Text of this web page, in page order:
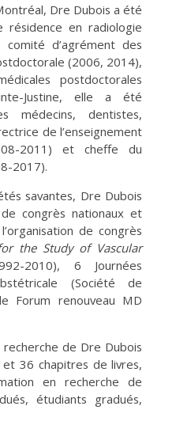
Dre Dubois a été
en radiologie
d’agrément des
(2006, 2014),
postdoctorales
Justine, elle a été
médecins, dentistes,
de l’enseignement
2011) et cheffe du
2017).
savantes, Dre Dubois
congrès nationaux et
de congrès
the Study of Vascular
2010), 6 Journées
(Société de
Forum renouveau MD
de Dre Dubois
36 chapitres de livres,
en recherche de
étudiants gradués,